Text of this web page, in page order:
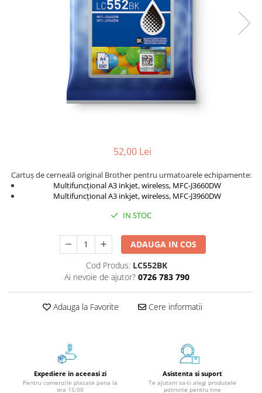
Cuburi din Hârtie / Notițe Adezive
Notes Adeziv
Plicuri
Role Hârtie Plotter
Instrumente de scris
Pixuri
Markere / Textmarkere
Rezerve Pixuri / Cerneală
Radiere
52,00 Lei
Cartuș de cerneală original Brother pentru urmatoarele echipamente:
Multifuncțional A3 inkjet, wireless, MFC-J3660DW
Multifuncțional A3 inkjet, wireless, MFC-J3960DW
IN STOC
ADAUGA IN COS
Cod Produs: LC552BK
Ai nevoie de ajutor? 0726 783 790
Adauga la Favorite Cere informatii
Expediere in aceeasi zi
Pentru comenzile plasate pana la
ora 15:00
Asistenta si suport
Te ajutam sa-ti alegi produsele
potrivite pentru tine